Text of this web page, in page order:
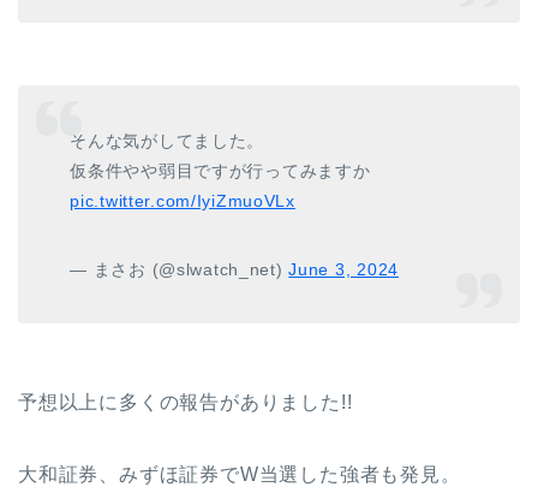
そんな気がしてました。
仮条件やや弱目ですが行ってみますか
pic.twitter.com/IyiZmuoVLx
— まさお (@slwatch_net)June 3, 2024
予想以上に多くの報告がありました!!
大和証券、みずほ証券でW当選した強者も発見。